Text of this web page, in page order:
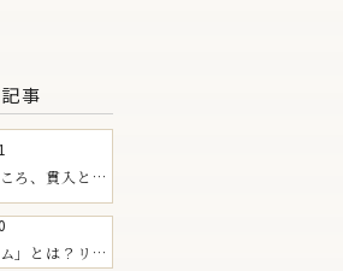
事
ろ、貫入と
」とは？リム